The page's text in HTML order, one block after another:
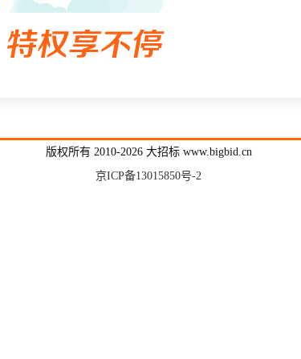
版权所有 2010-2026 大招标 www.bigbid.cn
京ICP备13015850号-2